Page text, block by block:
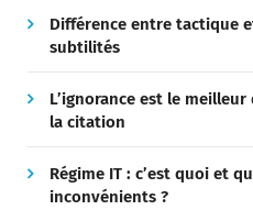
Différence entre tactique
subtilités
L’ignorance est le
la citation
Régime IT : c’est quoi et
inconvénients ?